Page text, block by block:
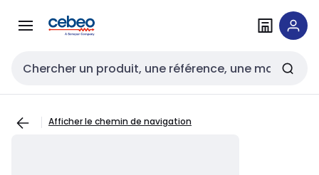
navigationau
Entrée de recherche
Afficher le chemin de navigation